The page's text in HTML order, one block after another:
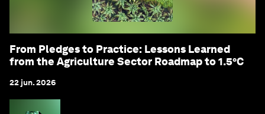
From Pledges to Practice: Lessons Learned
from the Agriculture Sector Roadmap to 1.5°C
22 jun. 2026